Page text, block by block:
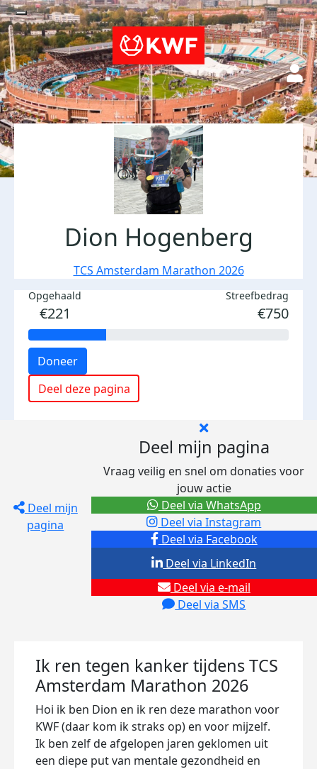
Dion Hogenberg
TCS Amsterdam Marathon 2026
Opgehaald
€221
Streefbedrag
€750
Doneer
Deel deze pagina
Deel mijn
pagina
Deel mijn pagina
Vraag veilig en snel om donaties voor
jouw actie
Deel via Facebook
Deel via Instagram
Deel via e-mail
Deel via SMS
Deel via LinkedIn
Deel via WhatsApp
Ik ren tegen kanker tijdens TCS
Amsterdam Marathon 2026
Hoi ik ben Dion en ik ren deze marathon voor
KWF (daar kom ik straks op) en voor mijzelf.
Ik ben zelf de afgelopen jaren geklomen uit
een diepe put van mentale gezondheid en